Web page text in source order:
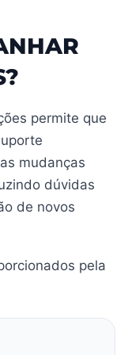
permite que
mudanças
dúvidas
de novos
pela